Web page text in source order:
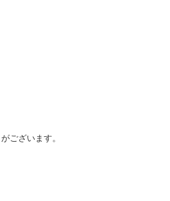
ございます。